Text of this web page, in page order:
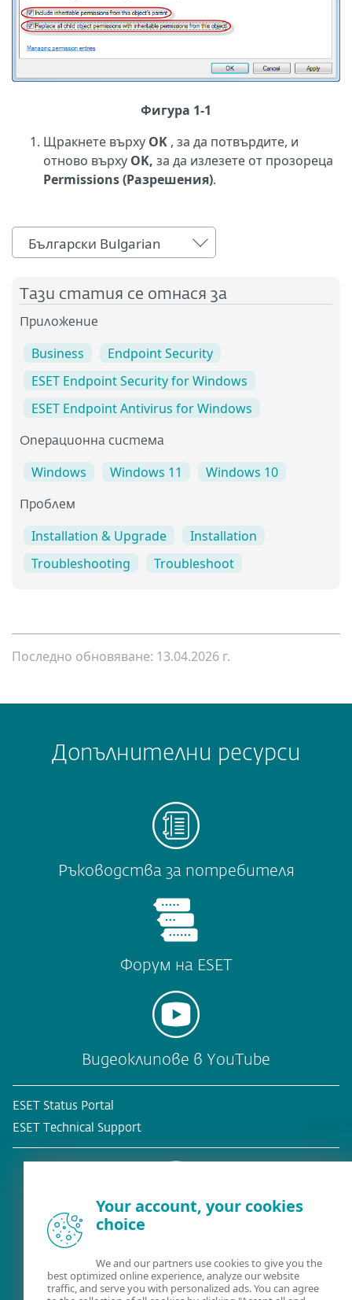
Фигура 1-1
Щракнете върху OK , за да потвърдите, и
отново върху OK, за да излезете от прозореца
Permissions (Разрешения).
Български Bulgarian
Тази статия се отнася за
Приложение
Business
Endpoint Security
ESET Endpoint Security for Windows
ESET Endpoint Antivirus for Windows
Операционна система
Windows Windows 11 Windows 10
Проблем
Installation & Upgrade
Installation
Troubleshooting
Troubleshoot
Последно обновяване: 13.04.2026 г.
Допълнителни ресурси
Ръководства за потребителя
Форум на ESET
Видеоклипове в YouTube
ESET Status Portal
ESET Technical Support
Съществуващ клиент?
Your account, your cookies
choice
We and our partners use cookies to give you the
best optimized online experience, analyze our website
traffic, and serve you with personalized ads. You can agree